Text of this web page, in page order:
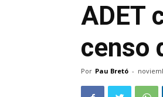
ADET
censo
Por Pau Bretó -